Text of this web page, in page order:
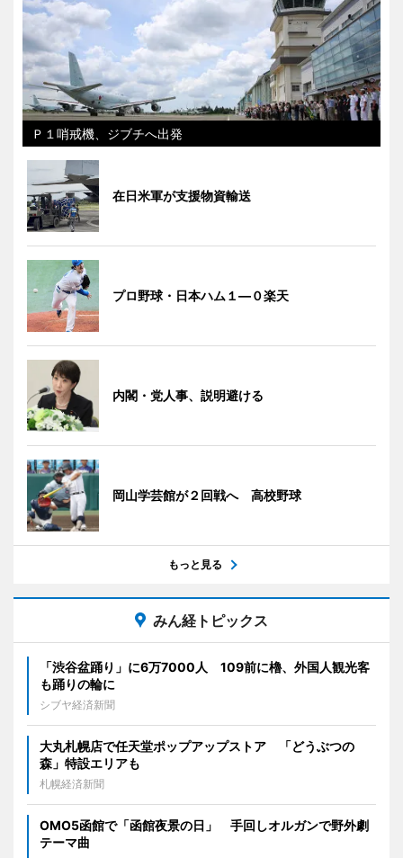
Ｐ１哨戒機、ジブチへ出発
在日米軍が支援物資輸送
プロ野球・日本ハム１―０楽天
内閣・党人事、説明避ける
岡山学芸館が２回戦へ 高校野球
もっと見る
みん経トピックス
「渋谷盆踊り」に6万7000人 109前に櫓、外国人観光客
も踊りの輪に
シブヤ経済新聞
大丸札幌店で任天堂ポップアップストア 「どうぶつの
森」特設エリアも
札幌経済新聞
OMO5函館で「函館夜景の日」 手回しオルガンで野外劇
テーマ曲